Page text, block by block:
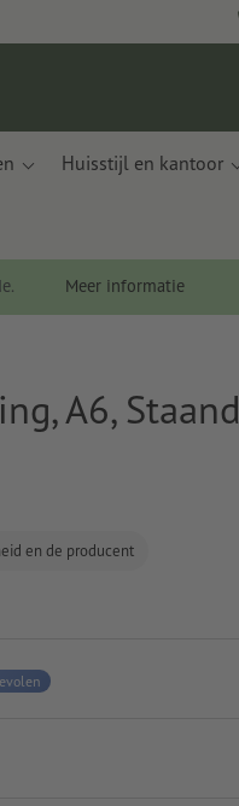
Huisstijl en kantoor
Meer informatie
A6, Staand
en de producent